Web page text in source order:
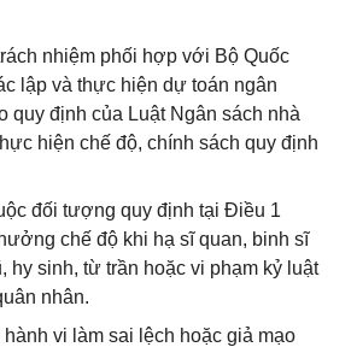
nhiệm phối hợp với Bộ Quốc
lập và thực hiện dự toán ngân
quy định của Luật Ngân sách nhà
hiện chế độ, chính sách quy định
đối tượng quy định tại Điều 1
chế độ khi hạ sĩ quan, binh sĩ
hy sinh, từ trần hoặc vi phạm kỷ luật
nhân.
vi làm sai lệch hoặc giả mạo